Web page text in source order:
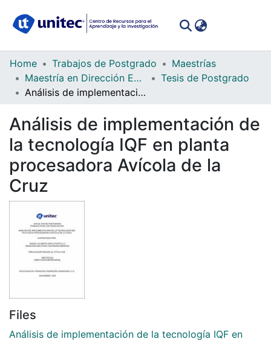
Communities
Collections
All of DSpace
Statistics
Home Trabajos de Postgrado
Maestrías
Maestría en Dirección Empresarial
Tesis de Postgrado
Análisis de implementación de la tecnología IQF en planta procesadora Avícola de la Cruz
Análisis de implementación de
la tecnología IQF en planta
procesadora Avícola de la
Cruz
Files
Análisis de implementación de la tecnología IQF en